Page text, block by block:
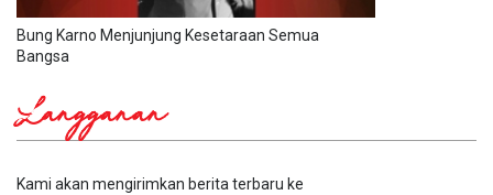
Bung Karno Menjunjung Kesetaraan Semua
Bangsa
Langganan
Kami akan mengirimkan berita terbaru ke